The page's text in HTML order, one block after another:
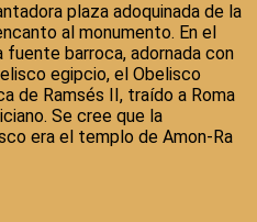
plaza adoquinada de la
al monumento. En el
barroca, adornada con
egipcio, el Obelisco
de Ramsés II, traído a Roma
Se cree que la
era el templo de Amon-Ra